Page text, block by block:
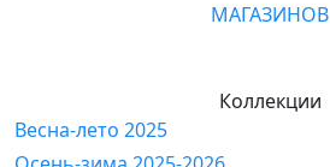
МАГАЗИНОВ
Коллекции
Весна-лето 2025